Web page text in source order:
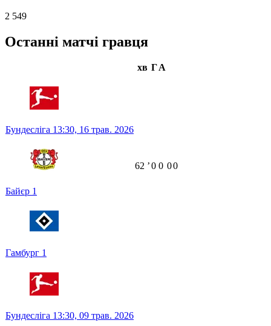
2 549
Останні матчі гравця
хв ГА
Бундесліга 13:30, 16 трав. 2026
Байєр 1
Гамбург 1
62 ʼ0 0 00
Бундесліга 13:30, 09 трав. 2026